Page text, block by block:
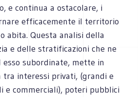
e continua a ostacolare, i
efficacemente il territorio
abita. Questa analisi della
e delle stratificazioni che ne
subordinate, mette in
tra interessi privati, (grandi e
e commerciali), poteri pubblici